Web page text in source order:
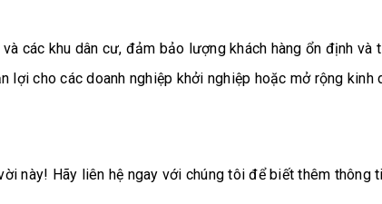
các khu dân cư, đảm bảo lượng khách hàng ổn định và
lợi cho các doanh nghiệp khởi nghiệp hoặc mở rộng kinh
này! Hãy liên hệ ngay với chúng tôi để biết thêm thông